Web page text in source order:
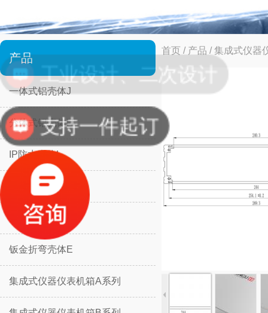
产品
一体式铝壳体J
分体式铝壳体H
IP防水壳体L
IP防水壳体M
挡板防护壳体K
钣金折弯壳体E
集成式仪器仪表机箱A系列
首页 / 产品 /集成式仪器
支持一件起订